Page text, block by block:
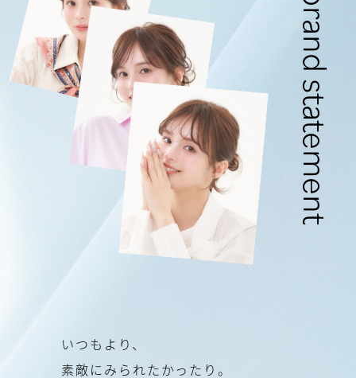
brand statement
いつも よ り 、
素敵に み ら れたかっ た り。